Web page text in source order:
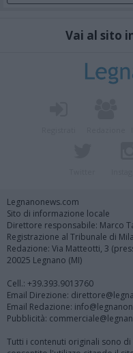
Vai al sito
Legnanonews.com
Sito di informazione locale
Direttore responsabile: Marco
Registrazione al Tribunale di
Redazione: Via Matteotti, 3
20025 Legnano (MI)
Cell.: +39.393.9013760
Email Direzione:
Email Redazione:
Pubblicità:
Tutti i contenuti originali sono